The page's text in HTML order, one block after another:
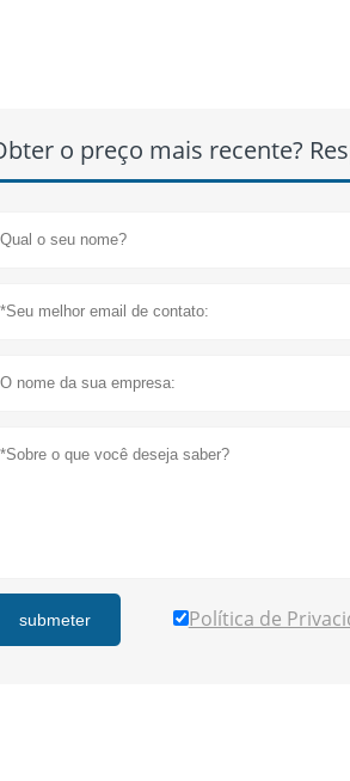
o preço mais recente?
submeter Política de